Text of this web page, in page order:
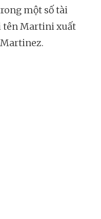
một số tài
tên Martini xuất